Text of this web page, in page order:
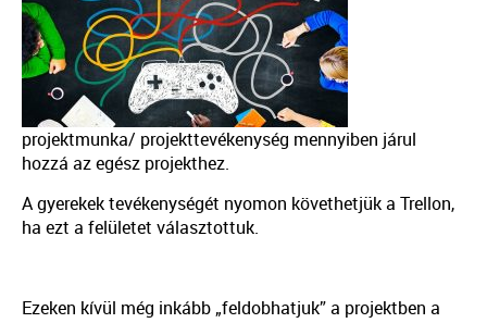
projektmunka/ projekttevékenység mennyiben járul
hozzá az egész projekthez.
A gyerekek tevékenységét nyomon követhetjük a Trellon,
ha ezt a felületet választottuk.
Ezeken kívül még inkább „feldobhatjuk” a projektben a